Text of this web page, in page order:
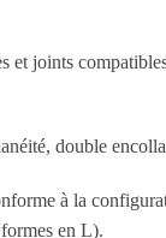
et joints
double
à la
en L).